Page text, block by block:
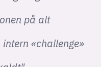
på alt
«challenge»